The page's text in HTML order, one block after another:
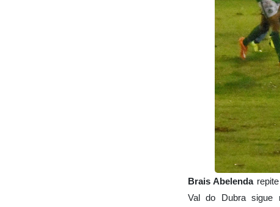
Brais Abelendarepite
Val do Dubra sigue